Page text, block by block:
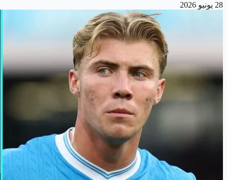
28 يونيو 2026